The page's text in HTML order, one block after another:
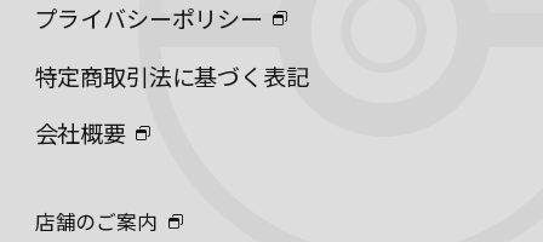
プライバシーポリシー
特定商取引法に基づく表記
会社概要
店舗のご案内